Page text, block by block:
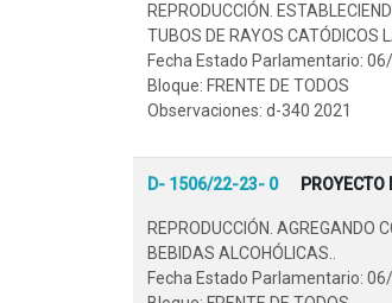
REPRODUCCIÓN.
TUBOS DE RAYOS CATÓDICOS
Fecha Estado Parlamentario:
Bloque: FRENTE DE TODOS
Observaciones: d-340 2021
D- 1506/22-23- 0 PROYECTO
REPRODUCCIÓN. AGREGANDO
BEBIDAS ALCOHÓLICAS..
Fecha Estado Parlamentario: